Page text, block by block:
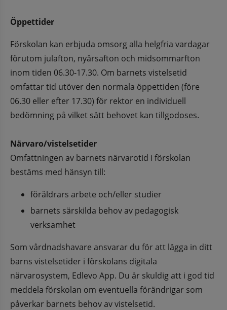
Öppettider
Förskolan kan erbjuda omsorg alla helgfria vardagar
förutom julafton, nyårsafton och midsommarfton
inom tiden 06.30-17.30. Om barnets vistelsetid
omfattar tid utöver den normala öppettiden (före
06.30 eller efter 17.30) för rektor en individuell
bedömning på vilket sätt behovet kan tillgodoses.
Närvaro/vistelsetider
Omfattningen av barnets närvarotid i förskolan
bestäms med hänsyn till:
föräldrars arbete och/eller studier
barnets särskilda behov av pedagogisk
verksamhet
Som vårdnadshavare ansvarar du för att lägga in ditt
barns vistelsetider i förskolans digitala
närvarosystem, Edlevo App. Du är skuldig att i god tid
meddela förskolan om eventuella förändrigar som
påverkar barnets behov av vistelsetid.